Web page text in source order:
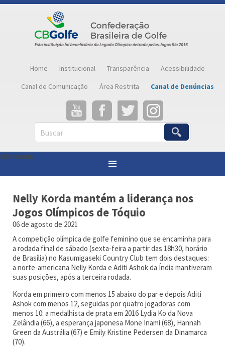
Home Institucional Transparência
Acessibilidade
Canal de Comunicação
Área Restrita Canal de Denúncias
Buscar
Abrir menu
Você está aqui: Notícias
Nelly Korda mantém a liderança nos Jogos Olímpicos de Tóquio
Nelly Korda mantém a liderança nos
Jogos Olímpicos de Tóquio
06 de agosto de 2021
A competição olímpica de golfe feminino que se encaminha para
a rodada final de sábado (sexta-feira a partir das 18h30, horário
de Brasília) no Kasumigaseki Country Club tem dois destaques:
a norte-americana Nelly Korda e Aditi Ashok da Índia mantiveram
suas posições, após a terceira rodada.
Korda em primeiro com menos 15 abaixo do par e depois Aditi
Ashok com menos 12, seguidas por quatro jogadoras com
menos 10: a medalhista de prata em 2016 Lydia Ko da Nova
Zelândia (66), a esperança japonesa Mone Inami (68), Hannah
Green da Austrália (67) e Emily Kristine Pedersen da Dinamarca
(70).